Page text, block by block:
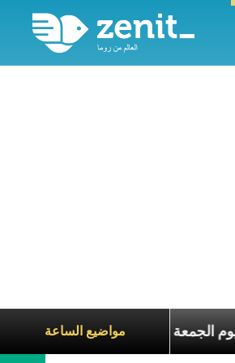
مواضيع الساعةعناوين نشرة يوم الجمعة 7 آب 2026: السلام يُبنى بصبر يومًا بعد يوم